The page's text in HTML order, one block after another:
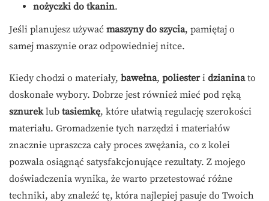
nożyczki do tkanin.
Jeśli planujesz używać maszyny do szycia, pamiętaj o
samej maszynie oraz odpowiedniej nitce.
Kiedy chodzi o materiały, bawełna, poliesteri dzianinato
doskonałe wybory. Dobrze jest również mieć pod ręką
sznureklub tasiemkę, które ułatwią regulację szerokości
materiału. Gromadzenie tych narzędzi i materiałów
znacznie upraszcza cały proces zwężania, co z kolei
pozwala osiągnąć satysfakcjonujące rezultaty. Z mojego
doświadczenia wynika, że warto przetestować różne
techniki, aby znaleźć tę, która najlepiej pasuje do Twoich